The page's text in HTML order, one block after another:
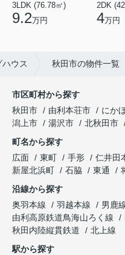
3LDK (76.78㎡)
9.2万円
2DK
4万円
ウス 秋田市の物件一覧
市区町村から探す
秋田市
由利本荘市 にか
潟上市
湯沢市 北秋田市
町名から探す
広面
東町 手形 仁井田
新屋北浜町
石脇 東通
沿線から探す
奥羽本線
羽越本線 男鹿
由利高原鉄道鳥海山ろく線
秋田内陸縦貫鉄道
北上線
駅から探す